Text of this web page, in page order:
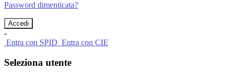
Password dimenticata?
-
Entra con SPID Entra con CIE
Seleziona utente